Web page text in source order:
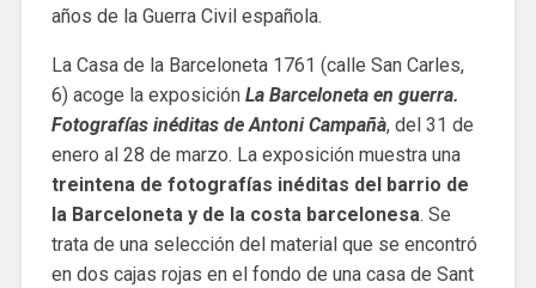
años de la Guerra Civil española.
La Casa de la Barceloneta 1761 (calle San Carles,
6) acoge la exposición La Barceloneta en guerra.
Fotografías inéditas de Antoni Campañà, del 31 de
enero al 28 de marzo. La exposición muestra una
treintena de fotografías inéditas del barrio de
la Barceloneta y de la costa barcelonesa. Se
trata de una selección del material que se encontró
en dos cajas rojas en el fondo de una casa de Sant